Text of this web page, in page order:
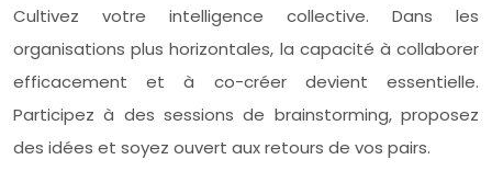
Cultivez votre intelligence collective. Dans les
organisations plus horizontales, la capacité à collaborer
efficacement et à co-créer devient essentielle.
Participez à des sessions de brainstorming, proposez
des idées et soyez ouvert aux retours de vos pairs.